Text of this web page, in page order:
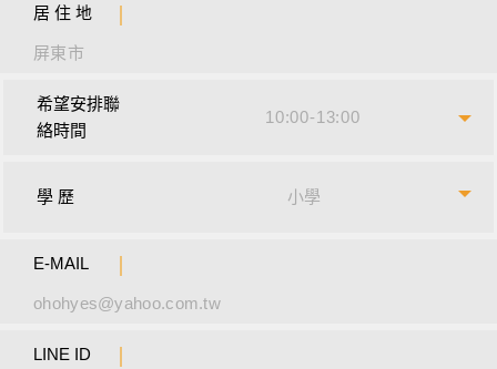
居 住 地
希望安排聯
絡時間
10:00-13:00
10:00-13:00
學 歷 小學
小學
E-MAIL
LINE ID